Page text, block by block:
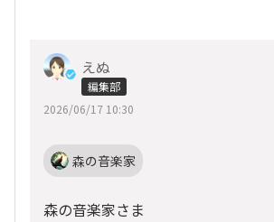
えぬ
編集部
2026/06/17 10:30
森の音楽家
森の音楽家さま